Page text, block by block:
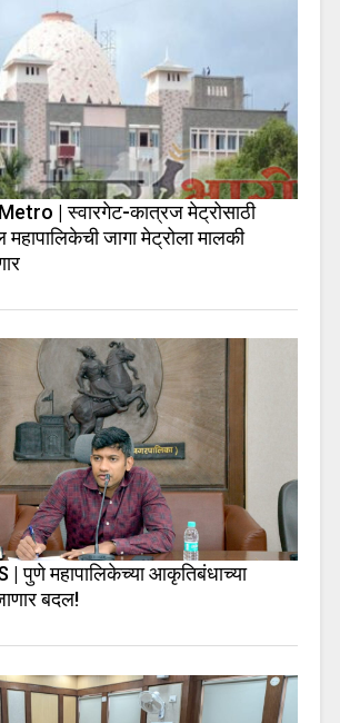
| स्वारगेट-कात्रज मेट्रोसाठी
जागा मेट्रोला मालकी
पुणे महापालिकेच्या आकृतिबंधाच्या
बदल!